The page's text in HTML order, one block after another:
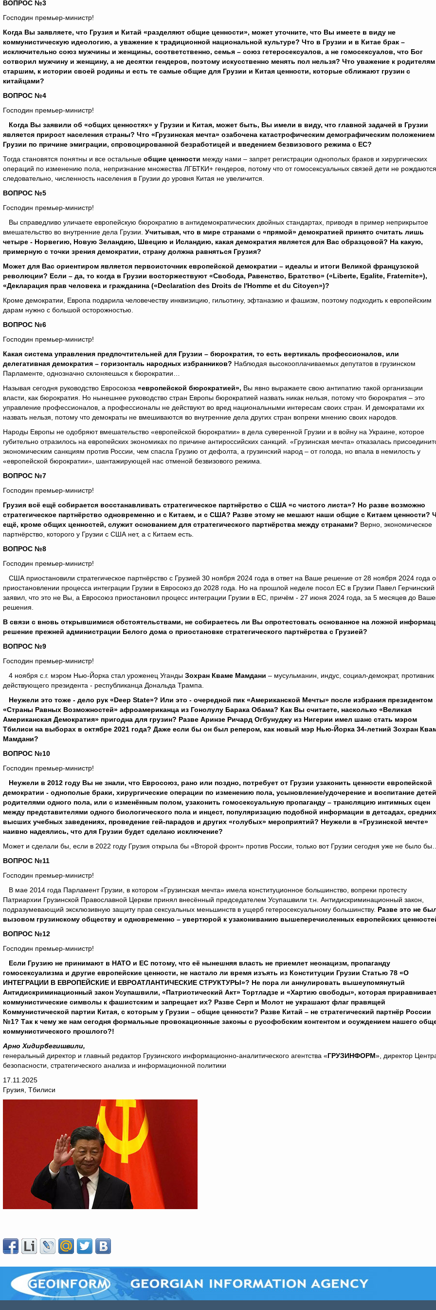
ВОПРОС №3
Господин премьер-министр!
Когда Вы заявляете, что Грузия и Китай «разделяют общие ценности», может уточните, что Вы имеете в виду не
коммунистическую идеологию, а уважение к традиционной национальной культуре? Что в Грузии и в Китае брак –
исключительно союз мужчины и женщины, соответственно, семья – союз гетеросексуалов, а не гомосексуалов, что Бог
сотворил мужчину и женщину, а не десятки гендеров, поэтому искусственно менять пол нельзя? Что уважение к родителям
старшим, к истории своей родины и есть те самые общие для Грузии и Китая ценности, которые сближают грузин с
китайцами?
ВОПРОС №4
Господин премьер-министр!
Когда Вы заявили об «общих ценностях» у Грузии и Китая, может быть, Вы имели в виду, что главной задачей в Грузии
является прирост населения страны? Что «Грузинская мечта» озабочена катастрофическим демографическим положением
Грузии по причине эмиграции, спровоцированной безработицей и введением безвизового режима с ЕС?
Тогда становятся понятны и все остальные общие ценности между нами – запрет регистрации однополых браков и хирургических
операций по изменению пола, непризнание множества ЛГБТКИ+ гендеров, потому что от гомосексуальных связей дети не
следовательно, численность населения в Грузии до уровня Китая не увеличится.
ВОПРОС №5
Господин премьер-министр!
Вы справедливо уличаете европейскую бюрократию в антидемократических двойных стандартах, приводя в пример неприкрытое
вмешательство во внутренние дела Грузии. Учитывая, что в мире странами с «прямой» демократией принято считать лишь
четыре - Норвегию, Новую Зеландию, Швецию и Исландию, какая демократия является для Вас образцовой? На какую,
примерную с точки зрения демократии, страну должна равняться Грузия?
Может для Вас ориентиром является первоисточник европейской демократии – идеалы и итоги Великой французской
революции? Если – да, то когда в Грузии восторжествуют «Свобода, Равенство, Братство» («Libertе, Еgalitе, Fraternitе»),
«Декларация прав человека и гражданина («Declaration des Droits de l'Homme et du Citoyen»)?
Кроме демократии, Европа подарила человечеству инквизицию, гильотину, эфтаназию и фашизм, поэтому подходить к европейским
дарам нужно с большой осторожностью.
ВОПРОС №6
Господин премьер-министр!
Какая система управления предпочтительней для Грузии – бюрократия, то есть вертикаль профессионалов, или
делегативная демократия – горизонталь народных избранников? Наблюдая высокооплачиваемых депутатов в грузинском
Парламенте, однозначно склоняешься к бюрократии…
Называя сегодня руководство Евросоюза «европейской бюрократией», Вы явно выражаете свою антипатию такой организации
власти, как бюрократия. Но нынешнее руководство стран Европы бюрократией назвать никак нельзя, потому что бюрократия – это
управление профессионалов, а профессионалы не действуют во вред национальными интересам своих стран. И демократами их
назвать нельзя, потому что демократы не вмешиваются во внутренние дела других стран вопреки мнению своих народов.
Народы Европы не одобряют вмешательство «европейской бюрократии» в дела суверенной Грузии и в войну на Украине, которое
губительно отразилось на европейских экономиках по причине антироссийских санкций. «Грузинская мечта» отказалась
экономическим санкциям против России, чем спасла Грузию от дефолта, а грузинский народ – от голода, но впала в немилость у
«европейской бюрократии», шантажирующей нас отменой безвизового режима.
ВОПРОС №7
Господин премьер-министр!
Грузия всё ещё собирается восстанавливать стратегическое партнёрство с США «с чистого листа»? Но разве возможно
стратегическое партнёрство одновременно и с Китаем, и с США? Разве этому не мешают наши общие с Китаем ценности?
ещё, кроме общих ценностей, служит основанием для стратегического партнёрства между странами? Верно, экономическое
партнёрство, которого у Грузии с США нет, а с Китаем есть.
ВОПРОС №8
Господин премьер-министр!
США приостановили стратегическое партнёрство с Грузией 30 ноября 2024 года в ответ на Ваше решение от 28 ноября 2024 года о
приостановлении процесса интеграции Грузии в Евросоюз до 2028 года. Но на прошлой неделе посол ЕС в Грузии Павел Герчинский
заявил, что это не Вы, а Евросоюз приостановил процесс интеграции Грузии в ЕС, причём - 27 июня 2024 года, за 5 месяцев до
решения.
В связи с вновь открывшимися обстоятельствами, не собираетесь ли Вы опротестовать основанное на ложной
решение прежней администрации Белого дома о приостановке стратегического партнёрства с Грузией?
ВОПРОС №9
Господин премьер-министр!
4 ноября с.г. мэром Нью-Йорка стал уроженец Уганды Зохран Кваме Мамдани – мусульманин, индус, социал-демократ, противник
действующего президента - республиканца Дональда Трампа.
Неужели это тоже - дело рук «Deep State»? Или это - очередной пик «Американской Мечты» после избрания президентом
«Страны Равных Возможностей» афроамериканца из Гонолулу Барака Обама? Как Вы считаете, насколько «Великая
Американская Демократия» пригодна для грузин? Разве Аринзе Ричард Огбунуджу из Нигерии имел шанс стать мэром
Тбилиси на выборах в октябре 2021 года? Даже если бы он был репером, как новый мэр Нью-Йорка 34-летний Зохран
Мамдани?
ВОПРОС №10
Господин премьер-министр!
Неужели в 2012 году Вы не знали, что Евросоюз, рано или поздно, потребует от Грузии узаконить ценности европейской
демократии - однополые браки, хирургические операции по изменению пола, усыновление/удочерение и воспитание детей
родителями одного пола, или с изменённым полом, узаконить гомосексуальную пропаганду – трансляцию интимных сцен
между представителями одного биологического пола и инцест, популяризацию подобной информации в детсадах,
высших учебных заведениях, проведение гей-парадов и других «голубых» мероприятий? Неужели в «Грузинской мечте»
наивно надеялись, что для Грузии будет сделано исключение?
Может и сделали бы, если в 2022 году Грузия открыла бы «Второй фронт» против России, только вот Грузии сегодня уже не было бы…
ВОПРОС №11
Господин премьер-министр!
В мае 2014 года Парламент Грузии, в котором «Грузинская мечта» имела конституционное большинство, вопреки протесту
Патриархии Грузинской Православной Церкви принял внесённый председателем Усупашвили т.н. Антидискриминационный закон,
подразумевающий эксклюзивную защиту прав сексуальных меньшинств в ущерб гетеросексуальному большинству. Разве это не
вызовом грузинскому обществу и одновременно – увертюрой к узакониванию вышеперечисленных европейских
ВОПРОС №12
Господин премьер-министр!
Если Грузию не принимают в НАТО и ЕС потому, что её нынешняя власть не приемлет неонацизм, пропаганду
гомосексуализма и другие европейские ценности, не настало ли время изъять из Конституции Грузии Статью 78 «О
ИНТЕГРАЦИИ В ЕВРОПЕЙСКИЕ И ЕВРОАТЛАНТИЧЕСКИЕ СТРУКТУРЫ»? Не пора ли аннулировать вышеупомянутый
Антидискриминационный закон Усупашвили, «Патриотический Акт» Тортладзе и «Хартию свободы», которая
коммунистические символы к фашистским и запрещает их? Разве Серп и Молот не украшают флаг правящей
Коммунистической партии Китая, с которым у Грузии – общие ценности? Разве Китай – не стратегический партнёр России
№1? Так к чему же нам сегодня формальные провокационные законы с русофобским контентом и осуждением нашего
коммунистического прошлого?!
Арно Хидирбегишвили,
генеральный директор и главный редактор Грузинского информационно-аналитического агентства «ГРУЗИНФОРМ», директор
безопасности, стратегического анализа и информационной политики
17.11.2025
Грузия, Тбилиси